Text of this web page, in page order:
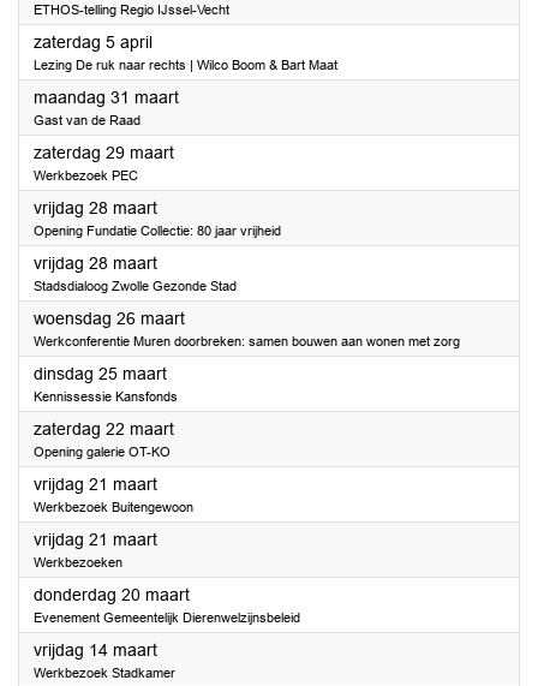
ETHOS-telling Regio IJssel-Vecht
zaterdag 5 april2025
Lezing De ruk naar rechts | Wilco Boom & Bart Maat
maandag 31 maart2025
Gast van de Raad
zaterdag 29 maart2025
Werkbezoek PEC
vrijdag 28 maart2025
Opening Fundatie Collectie: 80 jaar vrijheid
vrijdag 28 maart2025
Stadsdialoog Zwolle Gezonde Stad
woensdag 26 maart2025
Werkconferentie Muren doorbreken: samen bouwen aan wonen met zorg
dinsdag 25 maart2025
Kennissessie Kansfonds
zaterdag 22 maart2025
Opening galerie OT-KO
vrijdag 21 maart2025
Werkbezoek Buitengewoon
vrijdag 21 maart2025
Werkbezoeken
donderdag 20 maart2025
Evenement Gemeentelijk Dierenwelzijnsbeleid
vrijdag 14 maart2025
Werkbezoek Stadkamer